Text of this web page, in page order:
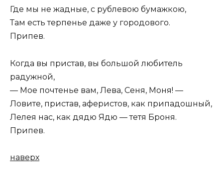
Где мы не жадные, с рублевою бумажкою,
Там есть терпенье даже у городового.
Припев.
Когда вы пристав, вы большой любитель
радужной,
— Мое почтенье вам, Лева, Сеня, Моня! —
Ловите, пристав, аферистов, как припадошный,
Лелея нас, как дядю Ядю — тетя Броня.
Припев.
наверх